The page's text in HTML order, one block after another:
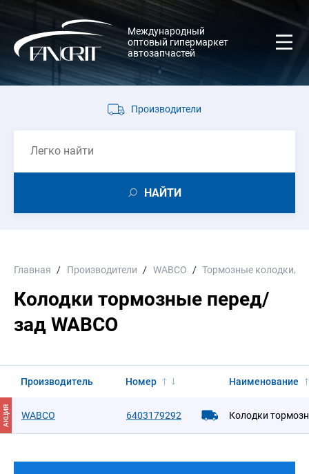
Международный
оптовый гипермаркет
автозапчастей
Производители
НАЙТИ
Главная Производители WABCO Тормозные колодки/
Колодки тормозные перед/
зад WABCO
Производитель Номер Наименование
АКЦИЯ WABCO 6403179292 Колодки